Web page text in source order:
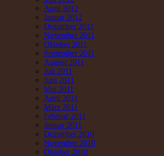
April 2012
Januar 2012
Dezember 2011
November 2011
Oktober 2011
September 2011
August 2011
Juli 2011
Juni 2011
Mai 2011
April 2011
März 2011
Februar 2011
Januar 2011
Dezember 2010
November 2010
Oktober 2010